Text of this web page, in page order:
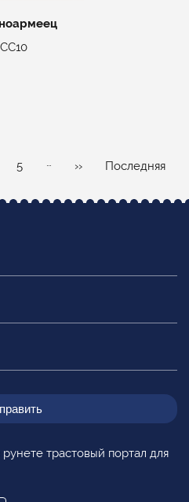
СС10
Page
5
Следующая
››
Последняя
Последняя
трастовый портал для